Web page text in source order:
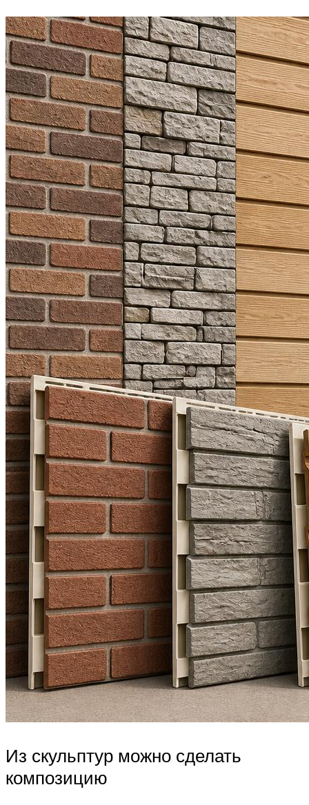
Из скульптур можно сделать
композицию